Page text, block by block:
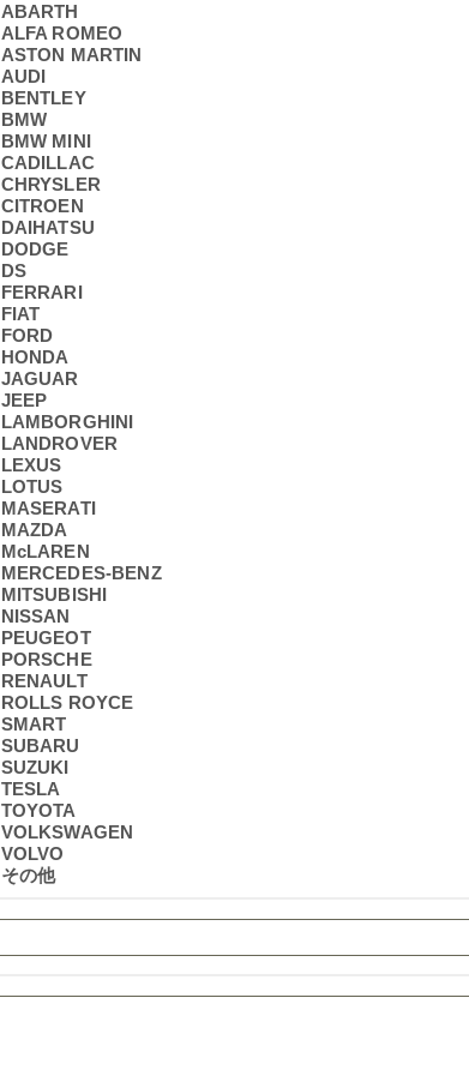
ABARTH
ALFA ROMEO
ASTON MARTIN
AUDI
BENTLEY
BMW
BMW MINI
CADILLAC
CHRYSLER
CITROEN
DAIHATSU
DODGE
DS
FERRARI
FIAT
FORD
HONDA
JAGUAR
JEEP
LAMBORGHINI
LANDROVER
LEXUS
LOTUS
MASERATI
MAZDA
McLAREN
MERCEDES-BENZ
MITSUBISHI
NISSAN
PEUGEOT
PORSCHE
RENAULT
ROLLS ROYCE
SMART
SUBARU
SUZUKI
TESLA
TOYOTA
VOLKSWAGEN
VOLVO
その他